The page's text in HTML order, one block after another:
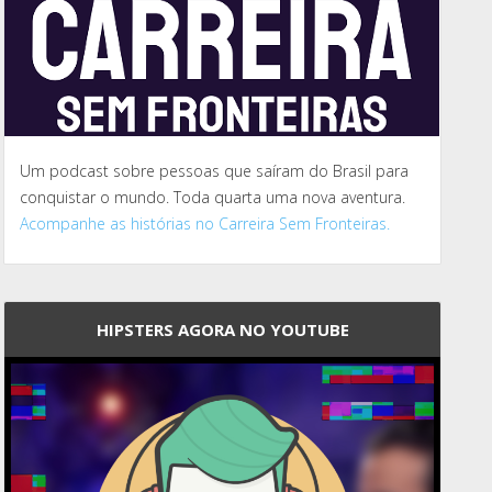
Um podcast sobre pessoas que saíram do Brasil para
conquistar o mundo. Toda quarta uma nova aventura.
Acompanhe as histórias no Carreira Sem Fronteiras.
HIPSTERS AGORA NO YOUTUBE